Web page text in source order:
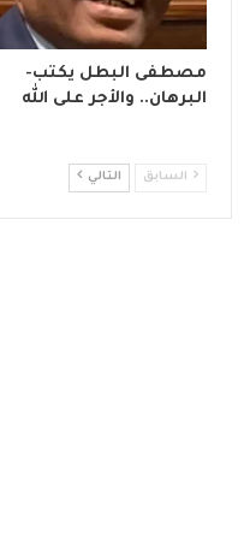
مصطفى البطل يكتب-
البرهان.. والأجر على الله
السابق التالي